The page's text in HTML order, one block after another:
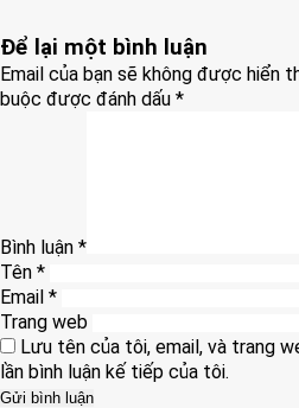
Để lại một bình luận
Email của bạn sẽ không được hiển
buộc được đánh dấu *
Bình luận *
Tên *
Email *
Trang web
Lưu tên của tôi, email, và trang
lần bình luận kế tiếp của tôi.